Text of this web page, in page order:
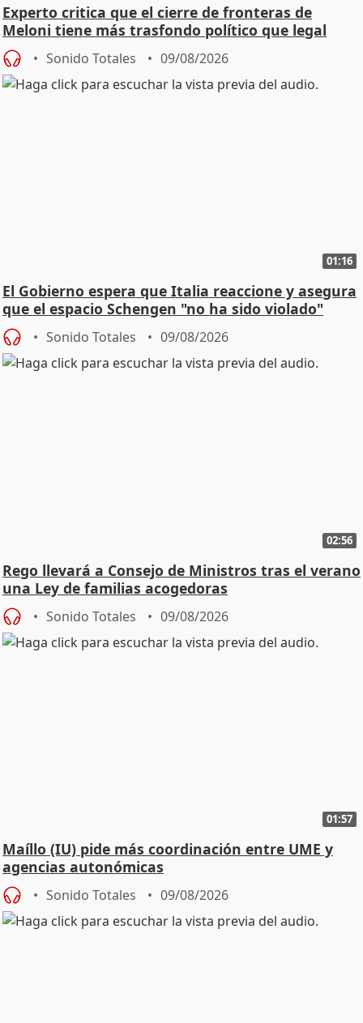
Experto critica que el cierre de fronteras de
Meloni tiene más trasfondo político que legal
Sonido Totales 09/08/2026
01:16
El Gobierno espera que Italia reaccione y asegura
que el espacio Schengen "no ha sido violado"
Sonido Totales 09/08/2026
02:56
Rego llevará a Consejo de Ministros tras el verano
una Ley de familias acogedoras
Sonido Totales 09/08/2026
01:57
Maíllo (IU) pide más coordinación entre UME y
agencias autonómicas
Sonido Totales 09/08/2026